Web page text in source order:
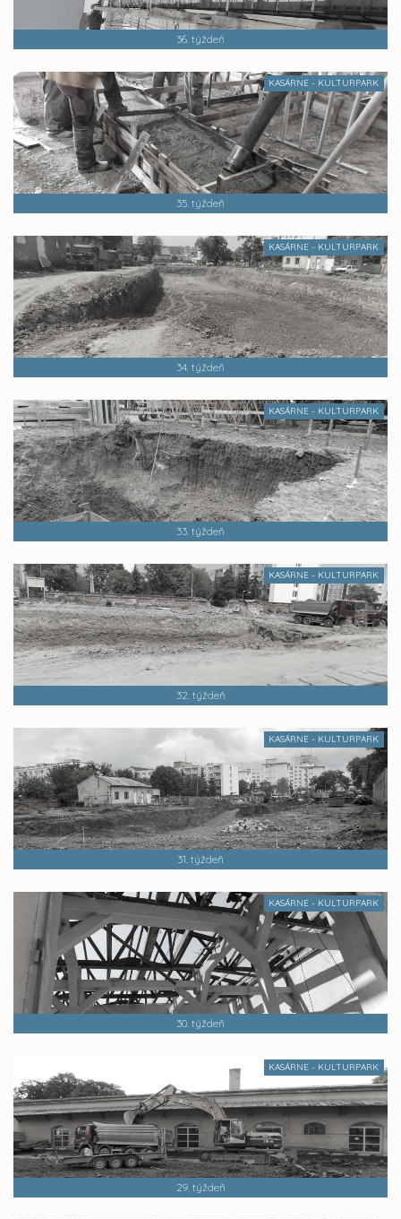
36. týždeň
KASÁRNE - KULTURPARK
35. týždeň
KASÁRNE - KULTURPARK
34. týždeň
KASÁRNE - KULTURPARK
33. týždeň
KASÁRNE - KULTURPARK
32. týždeň
KASÁRNE - KULTURPARK
31. týždeň
KASÁRNE - KULTURPARK
30. týždeň
KASÁRNE - KULTURPARK
29. týždeň